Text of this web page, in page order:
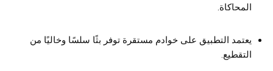
المحاكاة.
يعتمد التطبيق على خوادم مستقرة توفر بثًا سلسًا وخاليًا من
التقطيع.